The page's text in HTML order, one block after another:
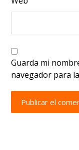
Guarda mi
navegador para
Publicar el